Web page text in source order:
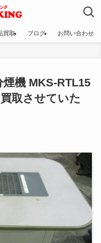
買取 ブログ お問い合わせ
煙機 MKS-RTL15
取させていた